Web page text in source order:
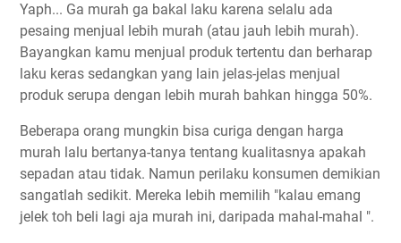
Yaph... Ga murah ga bakal laku karena selalu ada
pesaing menjual lebih murah (atau jauh lebih murah).
Bayangkan kamu menjual produk tertentu dan berharap
laku keras sedangkan yang lain jelas-jelas menjual
produk serupa dengan lebih murah bahkan hingga 50%.
Beberapa orang mungkin bisa curiga dengan harga
murah lalu bertanya-tanya tentang kualitasnya apakah
sepadan atau tidak. Namun perilaku konsumen demikian
sangatlah sedikit. Mereka lebih memilih "kalau emang
jelek toh beli lagi aja murah ini, daripada mahal-mahal ".